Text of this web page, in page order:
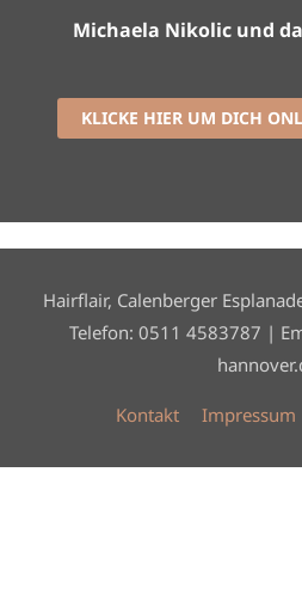
Michaela Nikolic und
KLICKE HIER UM DICH
Hairflair, Calenberger
Telefon: 0511 4583787 |
Kontakt Impressum